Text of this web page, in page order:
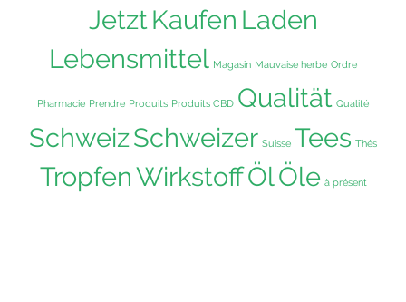
JetztKaufen Laden
Lebensmittel Magasin Mauvaise herbe Ordre
Pharmacie Prendre Produits Produits CBD Qualität Qualité
SchweizSchweizer Suisse Tees Thés
TropfenWirkstoffÖlÖle à présent